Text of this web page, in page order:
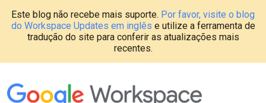
Este blog não recebe mais suporte. Por favor, visite o blog
do Workspace Updates em inglês e utilize a ferramenta de
tradução do site para conferir as atualizações mais
recentes.